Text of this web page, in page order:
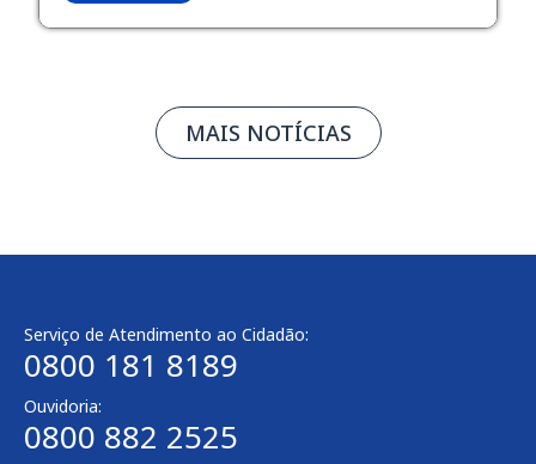
MAIS NOTÍCIAS
Serviço de Atendimento ao Cidadão:
0800 181 8189
Ouvidoria:
0800 882 2525